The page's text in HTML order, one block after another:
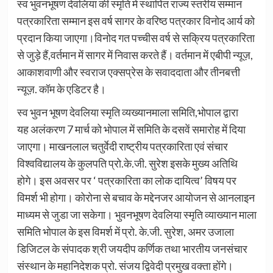
स्व भुवनभूषण देवलिया की स्मृति में स्थापित राज्य स्तरीय सम्मान
पत्रकारिता सम्मान इस वर्ष सागर के वरिष्ठ पत्रकार विनोद आर्य को
प्रदान किया जाएगा।विनोद गत पच्चीस वर्ष से सक्रिय पत्रकारिता
से जुड़े हैं,वर्तमान में सागर में निवास करते हैं। वर्तमान में एबीपी न्यूज़,
आकाशवाणी और स्वराज एक्सप्रेस के सवाददाता और तीनबत्ती
न्यूज़. कॉम के एडिटर है।
स्व भुवन भूषण देवलिया स्मृति व्यख्यानमाला समिति,भोपाल द्वारा
यह अलंकरण 7 मार्च को भोपाल में समिति के दसवें समारोह में दिया
जाएगा। माखनलाल चतुर्वेदी राष्ट्रीय पत्रकारिता एवं संचार
विश्वविद्यालय के कुलपति प्रो.के.जी. सुरेश इसके मुख्य अतिथि
होगे। इस अवसर पर ‘ पत्रकारिता का लोक दायित्व’ विषय पर
विमर्श भी होगा। कोरोना से बचाव के मद्देनजर आयोजन से आनलाइन
माध्यम से जुडा जा सकेगा। भुवनभूषण देवलिया स्मृति व्याख्यान माला
समिति भोपाल के इस विमर्श में प्रो. के.जी. सुरेश, अमर उजाला
डिजिटल के संपादक श्री जयदीप कर्णिक तथा भारतीय जनसंचार
संस्थान के महानिदेशक प्रो. संजय द्विवेदी प्रमुख वक्ता होंगे।